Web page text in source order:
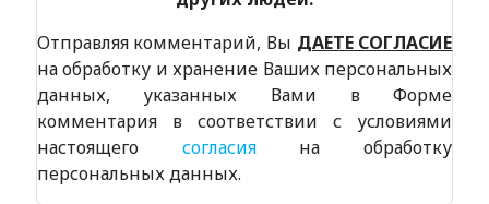
Отправляя комментарий, Вы ДАЕТЕ СОГЛАСИЕ
на обработку и хранение Ваших персональных
данных, указанных Вами в Форме
комментария в соответствии с условиями
настоящего согласияна обработку
персональных данных.